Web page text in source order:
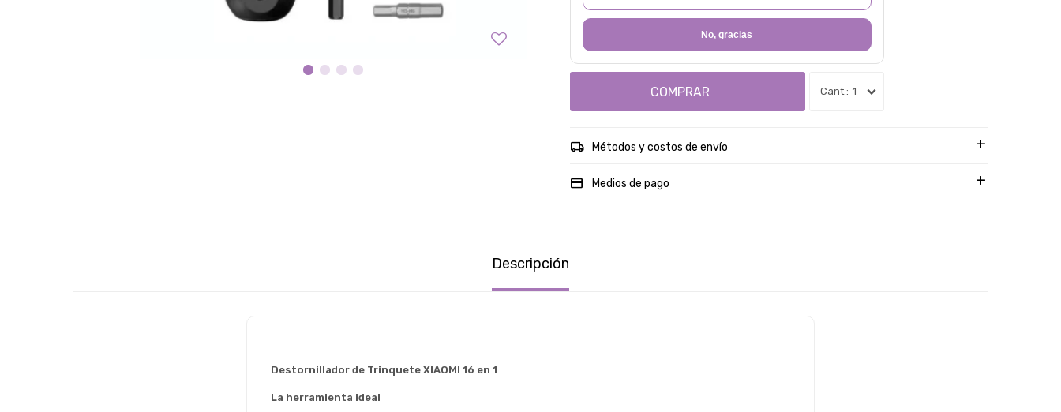
No, gracias
1
COMPRAR
Métodos y costos de envío
Medios de pago
Descripción
Destornillador de Trinquete XIAOMI 16 en 1
La herramienta ideal
Después, hasta en 12